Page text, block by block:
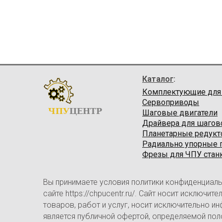
ЧПУЦЕНТР
Каталог:
Комплектующие
Сервоприводы
Шаговые двигатели
Драйвера для
Планетарные
Радиально упорные
Фрезы для ЧПУ
Вы принимаете условия политики
сайте https://chpucentr.ru/. Сайт носит
товаров, работ и услуг, носит исключительно
является публичной офертой, определяемой